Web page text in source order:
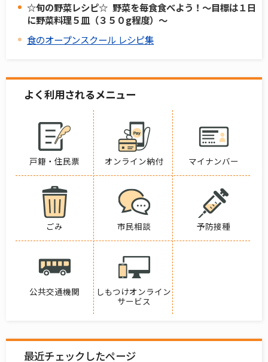
☆旬の野菜レシピ☆ 野菜を毎食食べよう！～目標は１日
に野菜料理５皿（３５０g程度）～
食のオープンスクール レシピ集
よく利用されるメニュー
戸籍・住民票 オンライン納付 マイナンバー
ごみ 市民相談 予防接種
公共交通機関
しもつけオンライン
サービス
最近チェックしたページ